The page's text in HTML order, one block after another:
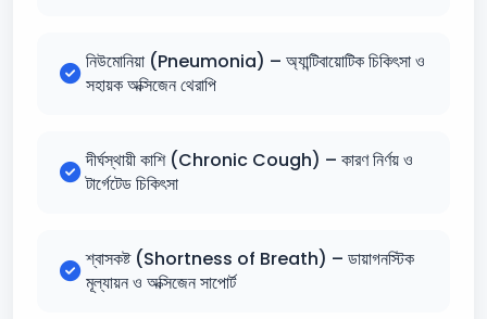
নিউমোনিয়া (Pneumonia) – অ্যান্টিবায়োটিক চিকিৎসা ও
সহায়ক অক্সিজেন থেরাপি
দীর্ঘস্থায়ী কাশি (Chronic Cough) – কারণ নির্ণয় ও
টার্গেটেড চিকিৎসা
শ্বাসকষ্ট (Shortness of Breath) – ডায়াগনস্টিক
মূল্যায়ন ও অক্সিজেন সাপোর্ট